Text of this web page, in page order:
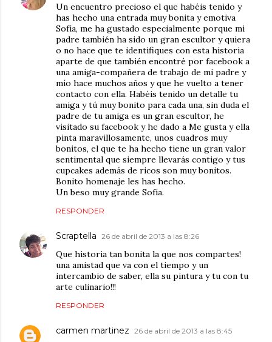
Un encuentro precioso el que habéis tenido y
has hecho una entrada muy bonita y emotiva
Sofía, me ha gustado especialmente porque mi
padre también ha sido un gran escultor y quiera
o no hace que te identifiques con esta historia
aparte de que también encontré por facebook a
una amiga-compañera de trabajo de mi padre y
mío hace muchos años y que he vuelto a tener
contacto con ella. Habéis tenido un detalle tu
amiga y tú muy bonito para cada una, sin duda el
padre de tu amiga es un gran escultor, he
visitado su facebook y he dado a Me gusta y ella
pinta maravillosamente, unos cuadros muy
bonitos, el que te ha hecho tiene un gran valor
sentimental que siempre llevarás contigo y tus
cupcakes además de ricos son muy bonitos.
Bonito homenaje les has hecho.
Un beso muy grande Sofía.
RESPONDER
Scraptella 26 de abril de 2013 a las 8:26
Que historia tan bonita la que nos compartes!
una amistad que va con el tiempo y un
intercambio de saber, ella su pintura y tu con tu
arte culinario!!!
RESPONDER
carmen martinez 26 de abril de 2013 a las 8:45